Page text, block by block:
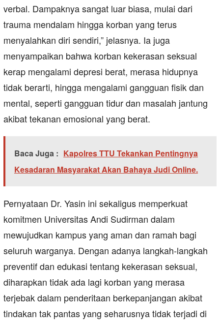
verbal. Dampaknya sangat luar biasa, mulai dari
trauma mendalam hingga korban yang terus
menyalahkan diri sendiri,” jelasnya. Ia juga
menyampaikan bahwa korban kekerasan seksual
kerap mengalami depresi berat, merasa hidupnya
tidak berarti, hingga mengalami gangguan fisik dan
mental, seperti gangguan tidur dan masalah jantung
akibat tekanan emosional yang berat.
Baca Juga : Kapolres TTU Tekankan Pentingnya
Kesadaran Masyarakat Akan Bahaya Judi Online.
Pernyataan Dr. Yasin ini sekaligus memperkuat
komitmen Universitas Andi Sudirman dalam
mewujudkan kampus yang aman dan ramah bagi
seluruh warganya. Dengan adanya langkah-langkah
preventif dan edukasi tentang kekerasan seksual,
diharapkan tidak ada lagi korban yang merasa
terjebak dalam penderitaan berkepanjangan akibat
tindakan tak pantas yang seharusnya tidak terjadi di